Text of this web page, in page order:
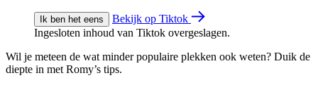
Ik ben het eens
Bekijk op Tiktok
Ingesloten inhoud van Tiktok overgeslagen.
Wil je meteen de wat minder populaire plekken ook weten? Duik de
diepte in met Romy’s tips.